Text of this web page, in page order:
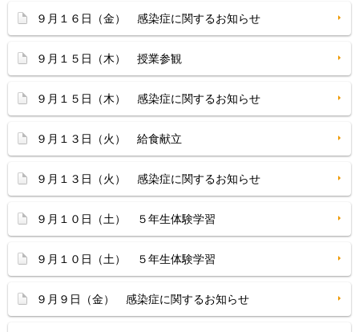
９月１６日（金） 感染症に関するお知らせ
９月１５日（木） 授業参観
９月１５日（木） 感染症に関するお知らせ
９月１３日（火） 給食献立
９月１３日（火） 感染症に関するお知らせ
９月１０日（土） ５年生体験学習
９月１０日（土） ５年生体験学習
９月９日（金） 感染症に関するお知らせ